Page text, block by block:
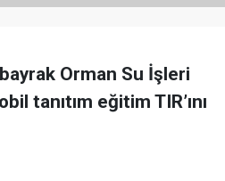
Orman Su İşleri
tanıtım eğitim TIR’ını